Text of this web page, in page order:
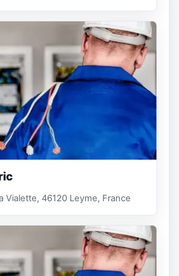
Vialette, 46120 Leyme, France